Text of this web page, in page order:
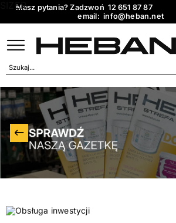
Masz pytania? Zadzwoń 12
email: info@heban.net
SIZER